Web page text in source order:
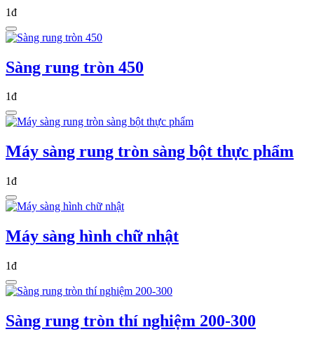
1đ
Sàng rung tròn 450
1đ
Máy sàng rung tròn sàng bột thực phẩm
1đ
Máy sàng hình chữ nhật
1đ
Sàng rung tròn thí nghiệm 200-300